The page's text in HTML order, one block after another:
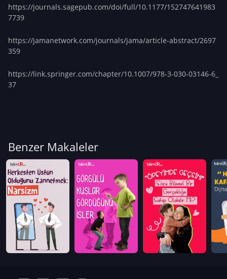
https://journals.sagepub.com/doi/full/10.1177/152747641983
7739
https://jamanetwork.com/journals/jama/article-abstract/2697
359
https://link.springer.com/chapter/10.1007/978-3-030-03146-6_
37
Benzer Makaleler